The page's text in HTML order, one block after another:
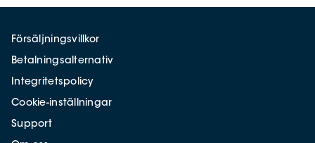
Försäljningsvillkor
Betalningsalternativ
Integritetspolicy
Cookie-inställningar
Support